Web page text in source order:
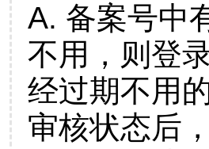
A. 备案号中
不用，则登
经过期不用
审核状态后